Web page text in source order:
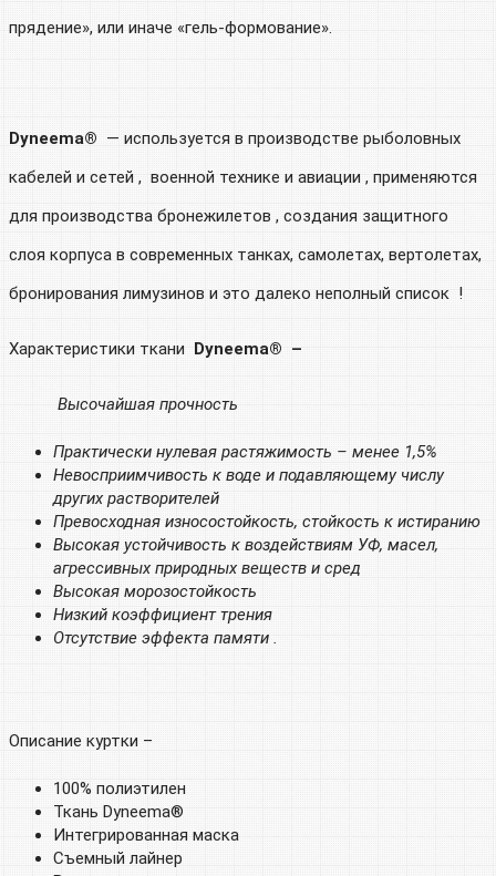
прядение», или иначе «гель-формование».
Dyneema® — используется в производстве рыболовных
кабелей и сетей , военной технике и авиации , применяются
для производства бронежилетов , создания защитного
слоя корпуса в современных танках, самолетах, вертолетах,
бронирования лимузинов и это далеко неполный список !
Характеристики ткани Dyneema® –
Высочайшая прочность
Практически нулевая растяжимость – менее 1,5%
Невосприимчивость к воде и подавляющему числу
других растворителей
Превосходная износостойкость, стойкость к истиранию
Высокая устойчивость к воздействиям УФ, масел,
агрессивных природных веществ и сред
Высокая морозостойкость
Низкий коэффициент трения
Отсутствие эффекта памяти .
Описание куртки –
100% полиэтилен
Ткань Dyneema®
Интегрированная маска
Съемный лайнер